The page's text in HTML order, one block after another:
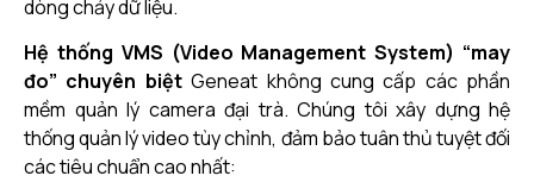
dòng chảy dữ liệu.
Hệ thống VMS (Video Management System) “may
đo” chuyên biệtGeneat không cung cấp các phần
mềm quản lý camera đại trà. Chúng tôi xây dựng hệ
thống quản lý video tùy chỉnh, đảm bảo tuân thủ tuyệt đối
các tiêu chuẩn cao nhất: